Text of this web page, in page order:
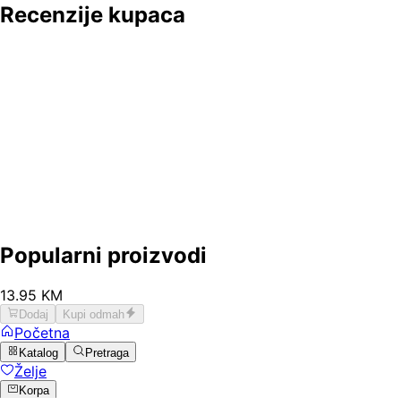
Recenzije kupaca
Popularni proizvodi
13.95 KM
Dodaj Kupi odmah
Početna
Katalog Pretraga
Želje
Korpa